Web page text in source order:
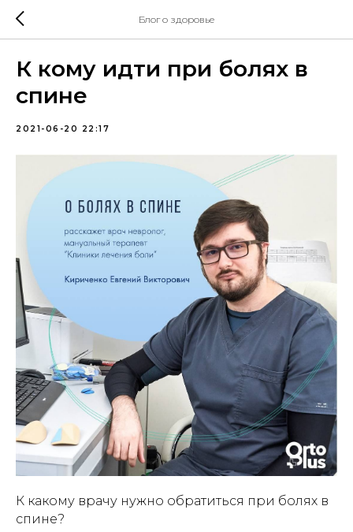
Блог о здоровье
К кому идти при болях в
спине
2021-06-20 22:17
К какому врачу нужно обратиться при болях в
спине?